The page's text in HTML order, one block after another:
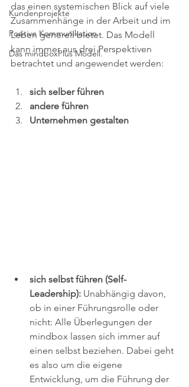
Kundenprojekte
Positive Kommunikation.
Das mindboxPlus Modell.
das einen systemischen Blick auf viele
Zusammenhänge in der Arbeit und im
Leben generell bietet. Das Modell
kann immer aus drei Perspektiven
betrachtet und angewendet werden:
sich selber führen
andere führen
Unternehmen gestalten
sich selbst führen (Self-
Leadership): Unabhängig davon,
ob in einer Führungsrolle oder
nicht: Alle Überlegungen der
mindbox lassen sich immer auf
einen selbst beziehen. Dabei geht
es also um die eigene
Entwicklung, um die Führung der